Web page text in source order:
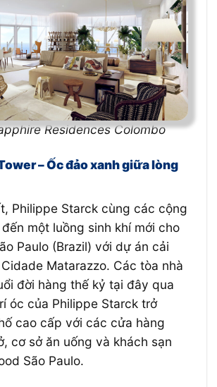
Residences Colombo
– Ốc đảo xanh giữa lòng
Philippe Starck cùng các cộng
một luồng sinh khí mới cho
Paulo (Brazil) với dự án cải
Matarazzo. Các tòa nhà
đời hàng thế kỷ tại đây qua
óc của Philippe Starck trở
cao cấp với các cửa hàng
cơ sở ăn uống và khách sạn
São Paulo.